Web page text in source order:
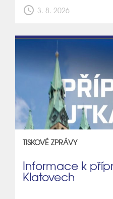
schedule 3. 8. 2026
TISKOVÉ ZPRÁVY
Informace k
Klatovech